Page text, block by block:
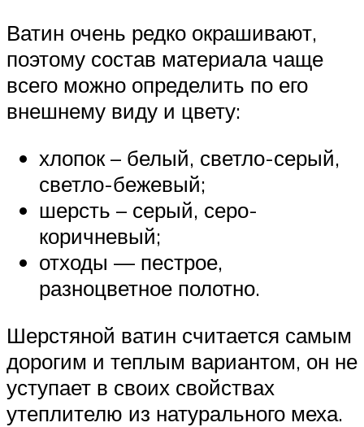
Ватин очень редко окрашивают,
поэтому состав материала чаще
всего можно определить по его
внешнему виду и цвету:
хлопок – белый, светло-серый,
светло-бежевый;
шерсть – серый, серо-
коричневый;
отходы — пестрое,
разноцветное полотно.
Шерстяной ватин считается самым
дорогим и теплым вариантом, он не
уступает в своих свойствах
утеплителю из натурального меха.